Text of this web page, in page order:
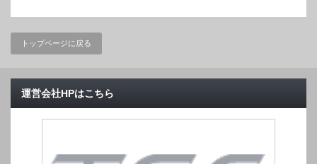
トップページに戻る
運営会社HPはこちら